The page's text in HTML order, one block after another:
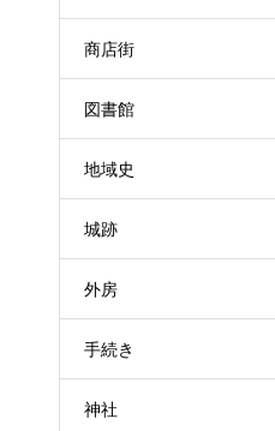
商店街
図書館
地域史
城跡
外房
手続き
神社